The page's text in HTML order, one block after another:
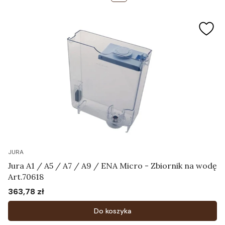
JURA
Jura A1 / A5 / A7 / A9 / ENA Micro - Zbiornik na wodę
Art.70618
Cena
363,78 zł
Do koszyka